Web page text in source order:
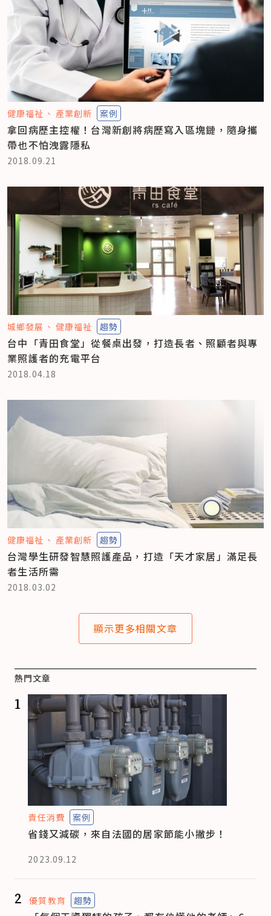
健康福祉 產業創新 案例
拿回病歷主控權！台灣新創將病歷寫入區塊鏈，隨身攜
帶也不怕洩露隱私
2018.09.21
城鄉發展 健康福祉 趨勢
台中「青田食堂」從餐桌出發，打造長者、照顧者與專
業照護者的充電平台
2018.04.18
健康福祉 產業創新 趨勢
台灣學生研發智慧照護產品，打造「天才家居」滿足長
者生活所需
2018.03.02
顯示更多相關文章
熱門文章
1
責任消費 案例
省錢又減碳，來自法國的居家節能小撇步！
2023.09.12
2 優質教育 趨勢